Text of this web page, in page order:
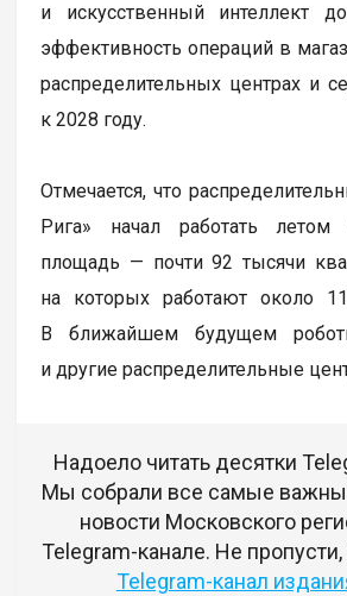
и искусственный интеллект
эффективность операций в
распределительных центрах и
к 2028 году.
Отмечается, что
Рига» начал работать
площадь — почти 92 тысячи
на которых работают около
В ближайшем будущем
и другие распределительные
Надоело читать десятки
Мы собрали все самые
новости Московского
Telegram-канале. Не
Telegram-канал